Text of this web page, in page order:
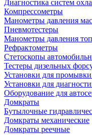
Диагностика систем
Компрессометры
Манометры давления
Пневмотестеры
Манометры давления
Рефрактометры
Стетоскопы
Тестеры дизельных
Установки для
Установки для
Оборудование для
Домкраты
Бутылочные
Домкраты механические
Домкраты реечные